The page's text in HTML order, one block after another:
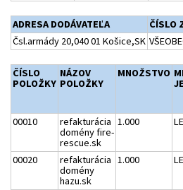
ADRESA DODÁVATEĽA
ČÍSLO
Čsl.armády 20,040 01 Košice,SK
ČÍSLO
POLOŽKY
NÁZOV
POLOŽKY
MNOŽSTVO
00010
refakturácia
domény fire-
rescue.sk
1.000 LE
00020
refakturácia
domény
hazu.sk
1.000 LE